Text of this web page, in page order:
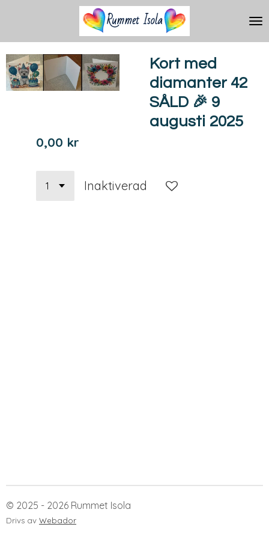
huvudinnehållet
Kort med
diamanter 42
SÅLD 🎉 9
augusti 2025
0,00 kr
Inaktiverad
© 2025 - 2026 Rummet Isola
Drivs av Webador